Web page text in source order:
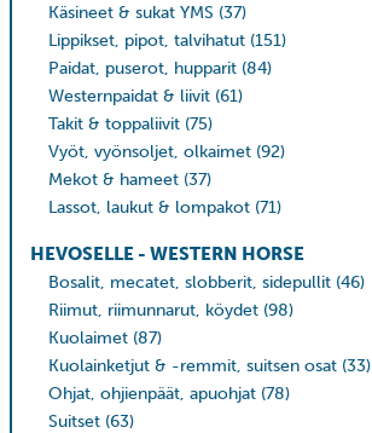
Käsineet & sukat YMS (37)
Lippikset, pipot, talvihatut (151)
Paidat, puserot, hupparit (84)
Westernpaidat & liivit (61)
Takit & toppaliivit (75)
Vyöt, vyönsoljet, olkaimet (92)
Mekot & hameet (37)
Lassot, laukut & lompakot (71)
HEVOSELLE - WESTERN HORSE
Bosalit, mecatet, slobberit, sidepullit (46)
Riimut, riimunnarut, köydet (98)
Kuolaimet (87)
Kuolainketjut & -remmit, suitsen osat (33)
Ohjat, ohjienpäät, apuohjat (78)
Suitset (63)